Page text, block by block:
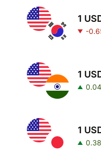
1
-
1
1